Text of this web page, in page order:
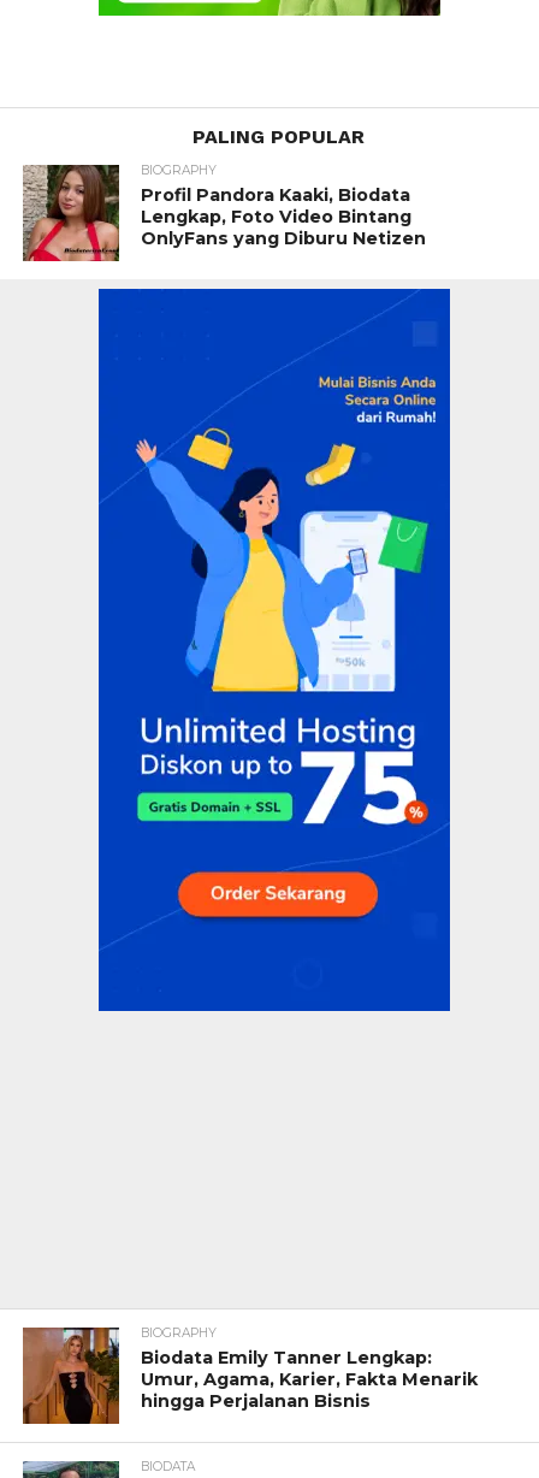
PALING POPULAR
BIOGRAPHY
Profil Pandora Kaaki, Biodata
Lengkap, Foto Video Bintang
OnlyFans yang Diburu Netizen
BIOGRAPHY
Biodata Emily Tanner Lengkap:
Umur, Agama, Karier, Fakta Menarik
hingga Perjalanan Bisnis
BIODATA